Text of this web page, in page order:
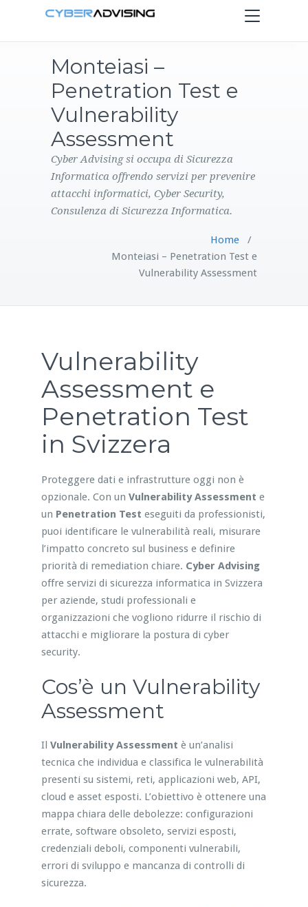
Toggle
navigation
PRODOTTI
CONTATTI
Monteiasi –
Penetration Test e
Vulnerability
Assessment
Cyber Advising si occupa di Sicurezza
Informatica offrendo servizi per prevenire
attacchi informatici, Cyber Security,
Consulenza di Sicurezza Informatica.
Home/
Monteiasi – Penetration Test e
Vulnerability Assessment
Vulnerability
Assessment e
Penetration Test
in Svizzera
Proteggere dati e infrastrutture oggi non è
opzionale. Con un Vulnerability Assessment e
un Penetration Test eseguiti da professionisti,
puoi identificare le vulnerabilità reali, misurare
l’impatto concreto sul business e definire
priorità di remediation chiare. Cyber Advising
offre servizi di sicurezza informatica in Svizzera
per aziende, studi professionali e
organizzazioni che vogliono ridurre il rischio di
attacchi e migliorare la postura di cyber
security.
Cos’è un Vulnerability
Assessment
Il Vulnerability Assessment è un’analisi
tecnica che individua e classifica le vulnerabilità
presenti su sistemi, reti, applicazioni web, API,
cloud e asset esposti. L’obiettivo è ottenere una
mappa chiara delle debolezze: configurazioni
errate, software obsoleto, servizi esposti,
credenziali deboli, componenti vulnerabili,
errori di sviluppo e mancanza di controlli di
sicurezza.